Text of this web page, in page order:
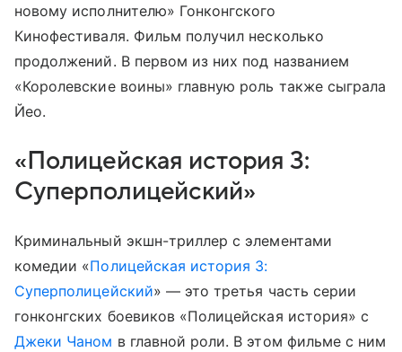
новому исполнителю» Гонконгского
Кинофестиваля. Фильм получил несколько
продолжений. В первом из них под названием
«Королевские воины» главную роль также сыграла
Йео.
«Полицейская история 3:
Суперполицейский»
Криминальный экшн-триллер с элементами
комедии «Полицейская история 3:
Суперполицейский» — это третья часть серии
гонконгских боевиков «Полицейская история» с
Джеки Чаном в главной роли. В этом фильме с ним